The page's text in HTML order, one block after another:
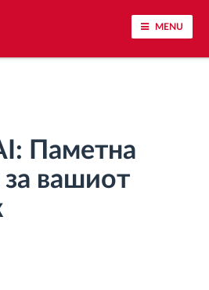
MENU
однесување
на возењето
сила
Паметна
вашиот